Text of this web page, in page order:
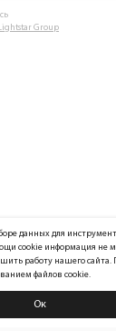
Group
данных для
cookie информация не
работу нашего сайта.
файлов cookie.
Ок